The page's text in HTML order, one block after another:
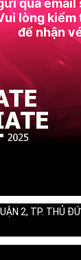
lòng kiểm
để nhận
2, TP. THỦ